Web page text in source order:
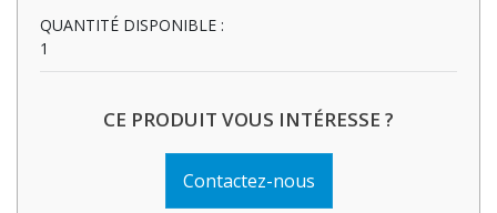
QUANTITÉ DISPONIBLE :
1
CE PRODUIT VOUS INTÉRESSE ?
Contactez-nous